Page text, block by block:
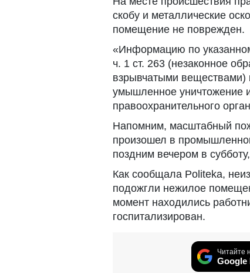
скобу и металлические
помещение не поврежден.
«Информацию по
ч. 1 ст. 263 (незаконное
взрывчатыми веществами)
умышленное уничтожение
правоохранительного
Напомним, масштабный
произошел в
поздним вечером в
Как сообщала Politeka,
подожгли нежилое
момент находились
госпитализирован.
Читайте
Google